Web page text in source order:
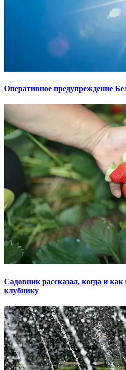
Оперативное предупреждение
Садовник рассказал, когда и
клубнику